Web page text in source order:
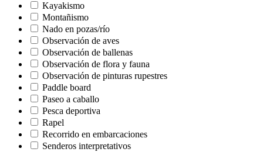
Kayakismo
Montañismo
Nado en pozas/río
Observación de aves
Observación de ballenas
Observación de flora y fauna
Observación de pinturas rupestres
Paddle board
Paseo a caballo
Pesca deportiva
Rapel
Recorrido en embarcaciones
Senderos interpretativos